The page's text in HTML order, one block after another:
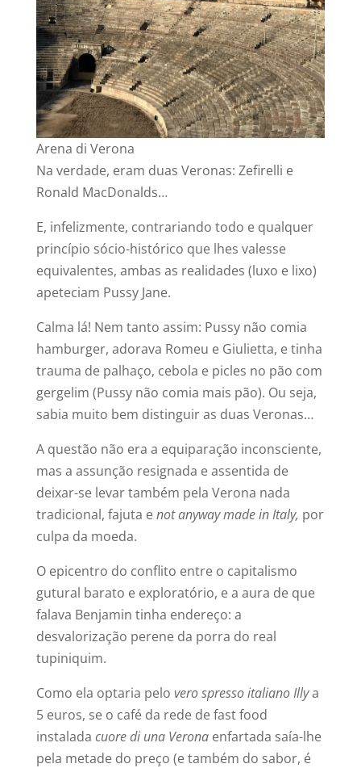
Arena di Verona
Na verdade, eram duas Veronas: Zefirelli e
Ronald MacDonalds…
E, infelizmente, contrariando todo e qualquer
princípio sócio-histórico que lhes valesse
equivalentes, ambas as realidades (luxo e lixo)
apeteciam Pussy Jane.
Calma lá! Nem tanto assim: Pussy não comia
hamburger, adorava Romeu e Giulietta, e tinha
trauma de palhaço, cebola e picles no pão com
gergelim (Pussy não comia mais pão). Ou seja,
sabia muito bem distinguir as duas Veronas…
A questão não era a equiparação inconsciente,
mas a assunção resignada e assentida de
deixar-se levar também pela Verona nada
tradicional, fajuta enot anyway made in Italy, por
culpa da moeda.
O epicentro do conflito entre o capitalismo
gutural barato e exploratório, e a aura de que
falava Benjamin tinha endereço: a
desvalorização perene da porra do real
tupiniquim.
Como ela optaria pelo vero spresso italiano Illya
5 euros, se o café da rede de fast food
instalada cuore di una Veronaenfartada saía-lhe
pela metade do preço (e também do sabor, é